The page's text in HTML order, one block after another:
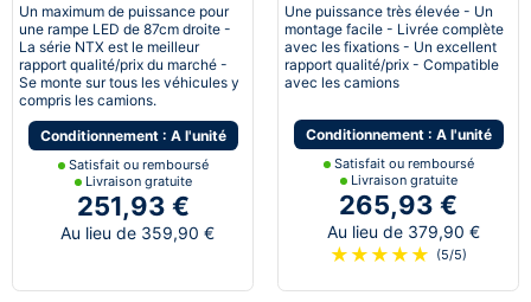
Un maximum de puissance pour
une rampe LED de 87cm droite -
La série NTX est le meilleur
rapport qualité/prix du marché -
Se monte sur tous les véhicules y
compris les camions.
Conditionnement : A l'unité
Satisfait ou remboursé
Livraison gratuite
251,93 €
Au lieu de 359,90 €
Une puissance très élevée - Un
montage facile - Livrée complète
avec les fixations - Un excellent
rapport qualité/prix - Compatible
avec les camions
Conditionnement : A l'unité
Satisfait ou remboursé
Livraison gratuite
265,93 €
Au lieu de 379,90 €
★ ★ ★ ★ ★ (5/5)